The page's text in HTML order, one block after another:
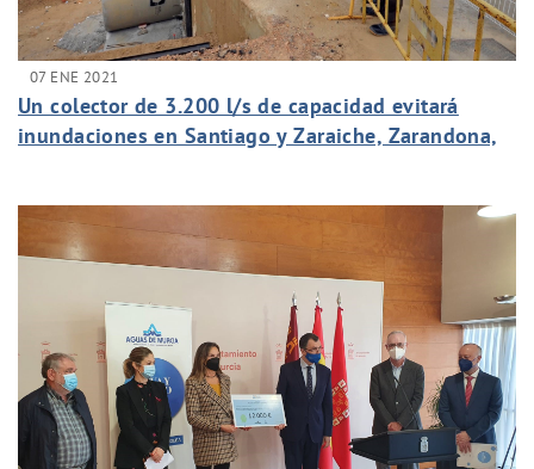
07 ENE 2021
Un colector de 3.200 l/s de capacidad evitará
inundaciones en Santiago y Zaraiche, Zarandona,